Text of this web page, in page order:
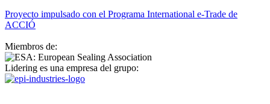
Proyecto impulsado con el Programa International e-Trade de
ACCIÓ
Miembros de:
Lidering es una empresa del grupo: